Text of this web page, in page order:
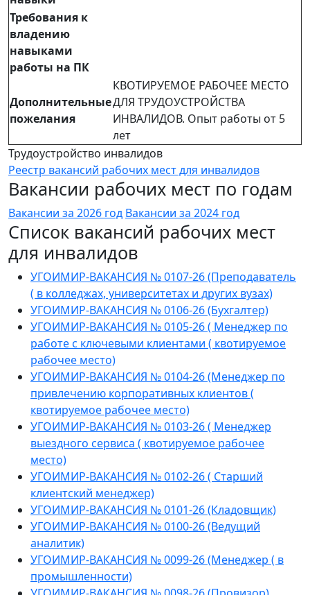
Требования к
владению
навыками
работы на ПК
Дополнительные
пожелания
КВОТИРУЕМОЕ РАБОЧЕЕ МЕСТО
ДЛЯ ТРУДОУСТРОЙСТВА
ИНВАЛИДОВ. Опыт работы от 5
лет
Трудоустройство инвалидов
Реестр вакансий рабочих мест для инвалидов
Вакансии рабочих мест по годам
Вакансии за 2026 год Вакансии за 2024 год
Список вакансий рабочих мест
для инвалидов
УГОИМИР-ВАКАНСИЯ № 0107-26 (Преподаватель
( в колледжах, университетах и других вузах)
УГОИМИР-ВАКАНСИЯ № 0106-26 (Бухгалтер)
УГОИМИР-ВАКАНСИЯ № 0105-26 ( Менеджер по
работе с ключевыми клиентами ( квотируемое
рабочее место)
УГОИМИР-ВАКАНСИЯ № 0104-26 (Менеджер по
привлечению корпоративных клиентов (
квотируемое рабочее место)
УГОИМИР-ВАКАНСИЯ № 0103-26 ( Менеджер
выездного сервиса ( квотируемое рабочее
место)
УГОИМИР-ВАКАНСИЯ № 0102-26 ( Старший
клиентский менеджер)
УГОИМИР-ВАКАНСИЯ № 0101-26 (Кладовщик)
УГОИМИР-ВАКАНСИЯ № 0100-26 (Ведущий
аналитик)
УГОИМИР-ВАКАНСИЯ № 0099-26 (Менеджер ( в
промышленности)